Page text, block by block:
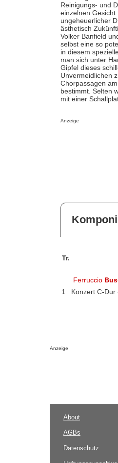
Reinigungs- und
einzelnen
ungeheuerlicher
ästhetisch
Volker Banfield
selbst eine so
in diesem
man sich unter
Gipfel dieses
Unvermeidlichen
Chorpassagen
bestimmt. Selten
mit einer
Anzeige
Tr.
Ferruccio
1
Konzert C-
Anzeige
About
AGBs
Datenschutz